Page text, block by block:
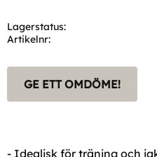
Lagerstatus
Artikelnr
GE ETT OMDÖME!
- Idealisk för träning och